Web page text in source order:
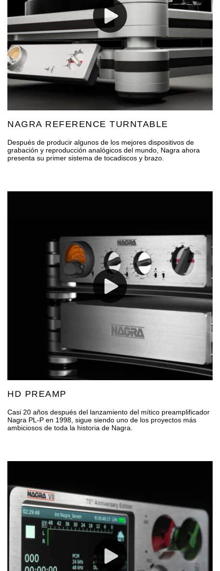
NAGRA REFERENCE TURNTABLE
Después de producir algunos de los mejores dispositivos de
grabación y reproducción analógicos del mundo, Nagra ahora
presenta su primer sistema de tocadiscos y brazo.
HD PREAMP
Casi 20 años después del lanzamiento del mítico preamplificador
Nagra PL-P en 1998, sigue siendo uno de los proyectos más
ambiciosos de toda la historia de Nagra.